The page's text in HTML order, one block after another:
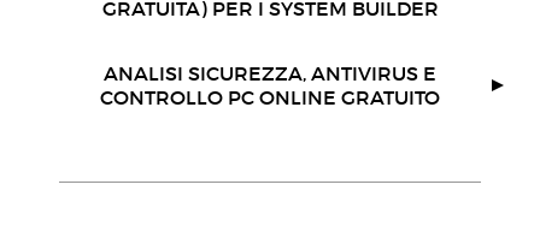
GRATUITA) PER I SYSTEM BUILDER
ANALISI SICUREZZA, ANTIVIRUS E
CONTROLLO PC ONLINE GRATUITO